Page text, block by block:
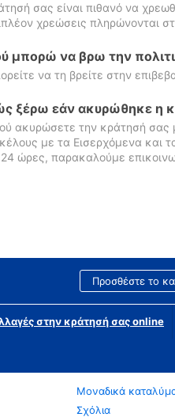
σας είναι πιθανό να
χρεώσεις πληρώνονται
μπορώ να βρω την
να τη βρείτε στην
ξέρω εάν ακυρώθηκε η
ακυρώσετε την κράτησή σας
με τα Εισερχόμενα και
ώρες, παρακαλούμε
Προσθέστε το
στην κράτησή σας online
Μοναδικά
Σχόλια